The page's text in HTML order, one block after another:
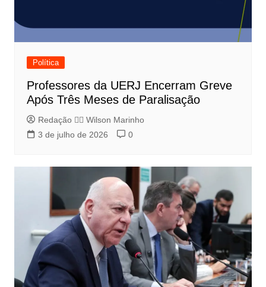
Política
Professores da UERJ Encerram Greve
Após Três Meses de Paralisação
Redação 👨‍⚖️​ Wilson Marinho
3 de julho de 2026
0